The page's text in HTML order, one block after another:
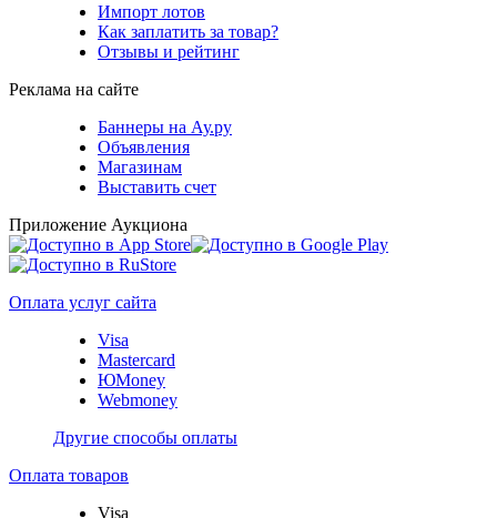
Импорт лотов
Как заплатить за товар?
Отзывы и рейтинг
Реклама на сайте
Баннеры на Ау.ру
Объявления
Магазинам
Выставить счет
Приложение Аукциона
Оплата услуг сайта
Visa
Mastercard
ЮMoney
Webmoney
Другие способы оплаты
Оплата товаров
Visa